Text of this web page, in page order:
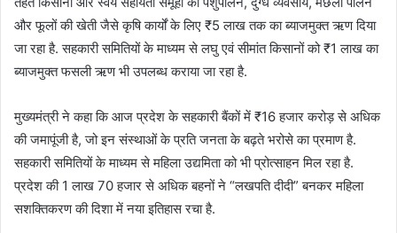
और फूलों की खेती जैसे कृषि कार्यों के लिए ₹5 लाख तक का ब्याजमुक्त ऋण दिया
जा रहा है. सहकारी समितियों के माध्यम से लघु एवं सीमांत किसानों को ₹1 लाख का
ब्याजमुक्त फसली ऋण भी उपलब्ध कराया जा रहा है.
मुख्यमंत्री ने कहा कि आज प्रदेश के सहकारी बैंकों में ₹16 हजार करोड़ से अधिक
की जमापूंजी है, जो इन संस्थाओं के प्रति जनता के बढ़ते भरोसे का प्रमाण है.
सहकारी समितियों के माध्यम से महिला उद्यमिता को भी प्रोत्साहन मिल रहा है.
प्रदेश की 1 लाख 70 हजार से अधिक बहनों ने “लखपति दीदी” बनकर महिला
सशक्तिकरण की दिशा में नया इतिहास रचा है.